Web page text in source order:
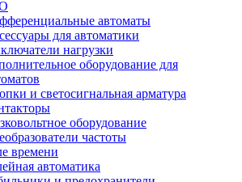
автоматы
для автоматики
нагрузки
оборудование для
и светосигнальная арматура
оборудование
частоты
времени
автоматика